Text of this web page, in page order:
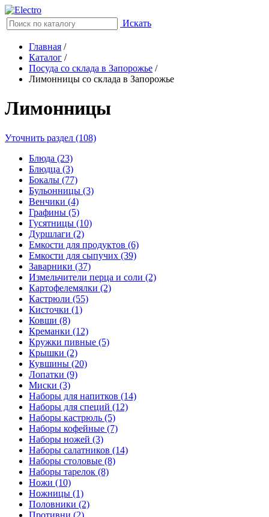
Искать
Главная /
Каталог /
Посуда со склада в Запорожье /
Лимонницы со склада в Запорожье
Лимонницы
Уточнить раздел (108)
Блюда (23)
Блюдца (3)
Бокалы (77)
Бульонницы (3)
Венчики (4)
Графины (5)
Гусятницы (10)
Дуршлаги (2)
Емкости для продуктов (6)
Емкости для сыпучих (39)
Заварники (37)
Измельчители перца и соли (2)
Картофелемялки (2)
Кастрюли (55)
Кисточки (1)
Ковши (8)
Креманки (12)
Кружки пивные (5)
Крышки (2)
Кувшины (20)
Лопатки (9)
Миски (3)
Наборы для напитков (14)
Наборы для специй (12)
Наборы кастрюль (5)
Наборы кофейные (7)
Наборы ножей (3)
Наборы салатников (14)
Наборы столовые (8)
Наборы тарелок (8)
Ножи (10)
Ножницы (1)
Половники (2)
Противни (2)